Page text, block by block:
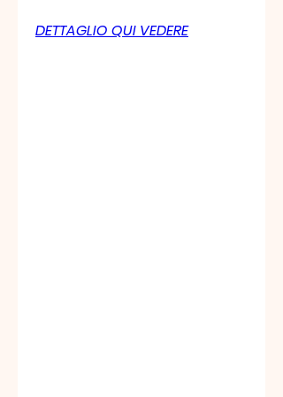
DETTAGLIO QUI VEDERE